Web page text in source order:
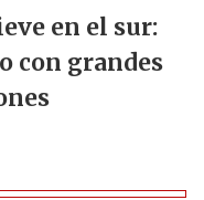
en el sur:
con grandes